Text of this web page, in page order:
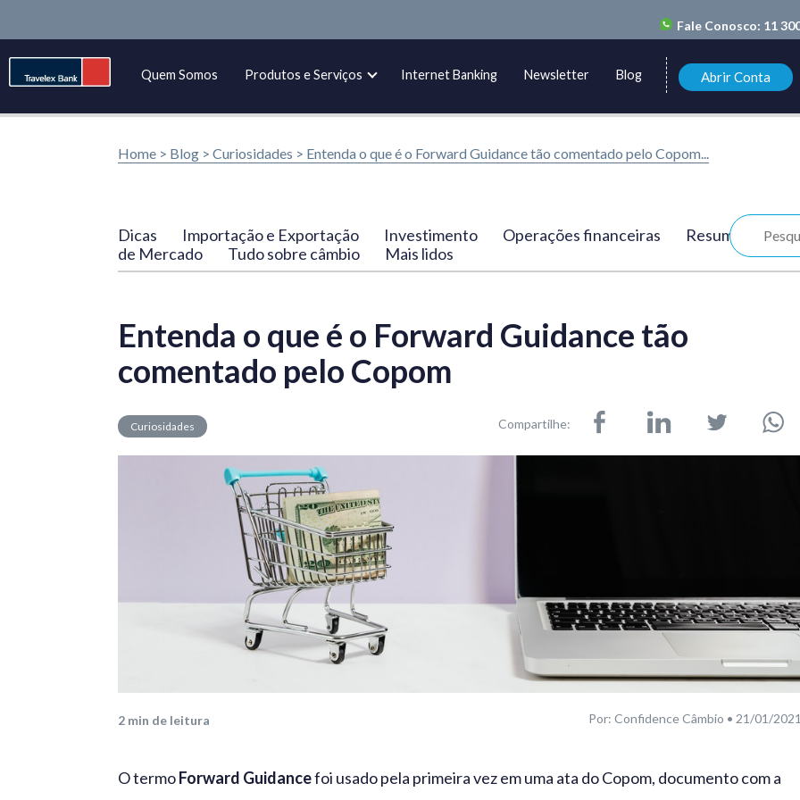
Fale Conosco: 11
Quem Somos Produtos e Serviços Internet Banking Newsletter Blog Abrir Conta
Home > Blog > Curiosidades > Entenda o que é o Forward Guidance tão comentado pelo Copom...
Dicas Importação e Exportação Investimento Operações financeiras
Resumo
de Mercado
Tudo sobre câmbio Mais lidos
Entenda o que é o Forward Guidance tão
comentado pelo Copom
Curiosidades Compartilhe:
2 min de leitura Por: Confidence Câmbio • 21/01/
O termoForward Guidancefoi usado pela primeira vez em uma ata do Copom, documento com a